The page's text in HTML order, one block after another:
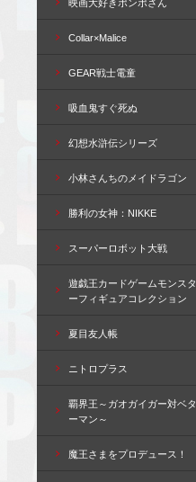
映画大好きポンポさん
Collar×Malice
GEAR戦士電童
吸血鬼すぐ死ぬ
幻想水滸伝シリーズ
小林さんちのメイドラゴン
勝利の女神：NIKKE
スーパーロボット大戦
遊戯王カードゲームモンスタ
ーフィギュアコレクション
夏目友人帳
ニトロプラス
覇界王～ガオガイガー対ベタ
ーマン～
魔王さまをプロデュース！